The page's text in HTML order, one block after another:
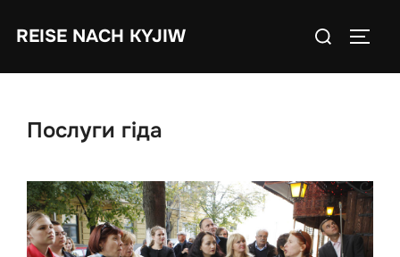
REISE NACH KYJIW
Search
Послуги гіда